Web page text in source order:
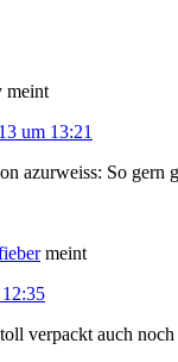
meint
um 13:21
azurweiss: So gern
meint
verpackt auch noch